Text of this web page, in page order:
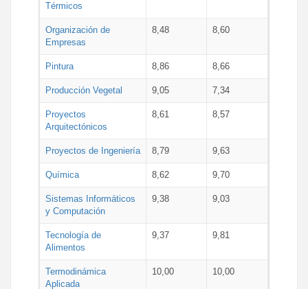
Térmicos
Organización de
Empresas
8,48 8,60
Pintura 8,86 8,66
Producción Vegetal 9,05 7,34
Proyectos
Arquitectónicos
8,61 8,57
Proyectos de Ingeniería 8,79 9,63
Química 8,62 9,70
Sistemas Informáticos
y Computación
9,38 9,03
Tecnología de
Alimentos
9,37 9,81
Termodinámica
Aplicada
10,00 10,00